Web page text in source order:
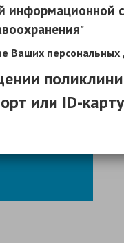
информационной
"
Ваших персональных
или ID-